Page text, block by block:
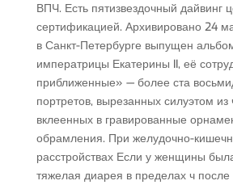
ВПЧ. Есть пятизвездочный дайвинг
сертификацией. Архивировано 24
в Санкт-Петербурге выпущен
императрицы Екатерины II, её
приближенные» — более ста
портретов, вырезанных силуэтом
вклеенных в гравированные
обрамления. При желудочно-
расстройствах Если у женщины
тяжелая диарея в пределах ч после